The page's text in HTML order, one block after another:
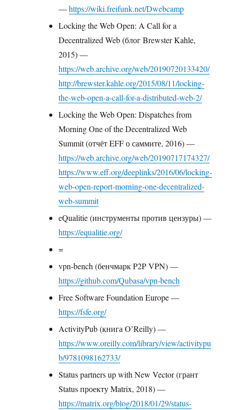
—https://wiki.freifunk.net/Dwebcamp
Locking the Web Open: A Call for a
Decentralized Web (блог Brewster Kahle,
2015) —
https://web.archive.org/web/20190720133420/
http://brewster.kahle.org/2015/08/11/locking-
the-web-open-a-call-for-a-distributed-web-2/
Locking the Web Open: Dispatches from
Morning One of the Decentralized Web
Summit (отчёт EFF о саммите, 2016) —
https://web.archive.org/web/20190717174327/
https://www.eff.org/deeplinks/2016/06/locking-
web-open-report-morning-one-decentralized-
web-summit
eQualitie (инструменты против цензуры) —
https://equalitie.org/
=
vpn-bench (бенчмарк P2P VPN) —
https://github.com/Qubasa/vpn-bench
Free Software Foundation Europe —
https://fsfe.org/
ActivityPub (книга O’Reilly) —
https://www.oreilly.com/library/view/activitypu
b/9781098162733/
Status partners up with New Vector (грант
Status проекту Matrix, 2018) —
https://matrix.org/blog/2018/01/29/status-